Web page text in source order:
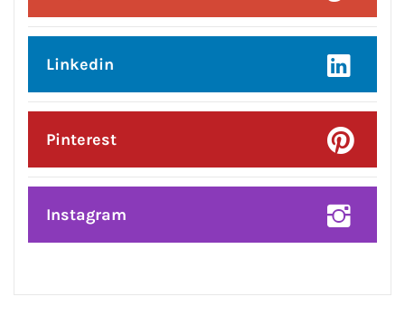
Facebook
Twitter
Google Plus